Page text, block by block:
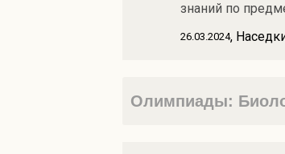
знаний по
26.03.2024,
Олимпиады: